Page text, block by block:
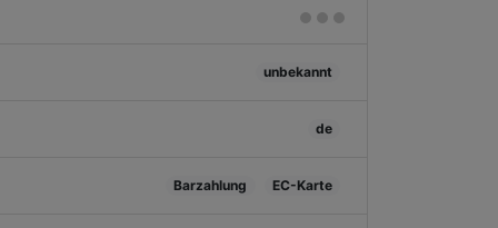
unbekannt
de
Barzahlung EC-Karte